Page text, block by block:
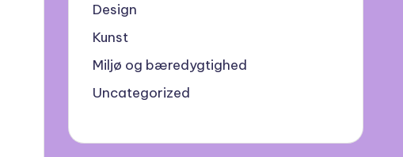
Design
Kunst
Miljø og bæredygtighed
Uncategorized